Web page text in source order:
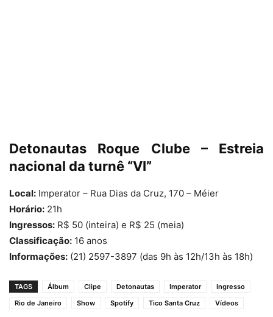
Detonautas Roque Clube – Estreia
nacional da turnê “VI”
Local: Imperator – Rua Dias da Cruz, 170 – Méier
Horário: 21h
Ingressos: R$ 50 (inteira) e R$ 25 (meia)
Classificação: 16 anos
Informações: (21) 2597-3897 (das 9h às 12h/13h às 18h)
TAGS Álbum Clipe Detonautas Imperator
Ingresso
Rio de Janeiro
Show Spotify Tico Santa Cruz Vídeos